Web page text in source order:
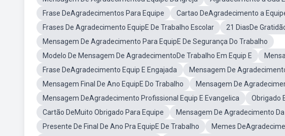
Frase DeAgradecimentos Para Equipe
Cartao DeAgradecimento a
Frases De Agradecimento EquipE De Trabalho Escolar
21 DiasDe
Mensagem De Agradecimento Para EquipE De Segurança Do Trabalho
Modelo De Mensagem De AgradecimentoDe Trabalho Em Equip E
Frase DeAgradecimento Equip E Engajada
Mensagem De
Mensagem Final De Ano EquipE Do Trabalho
Mensagem De
Mensagem DeAgradecimento Profissional Equip E Evangelica
Obrigado
Cartão DeMuito Obrigado Para Equipe
Mensagem De Agradecimento Da
Presente De Final De Ano Pra EquipE De Trabalho
Memes